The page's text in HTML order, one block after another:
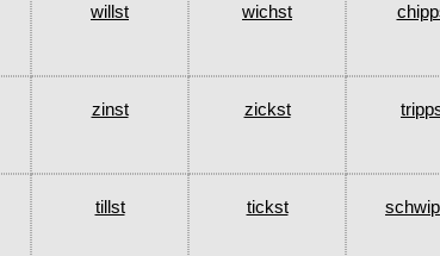
willst wichst
zinst zickst
tillst tickst